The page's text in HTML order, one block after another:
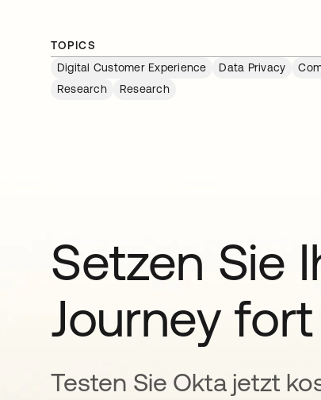
TOPICS
Digital Customer Experience
Data Privacy
Research
Research
Setzen Sie
Journey fort
Testen Sie Okta jetzt